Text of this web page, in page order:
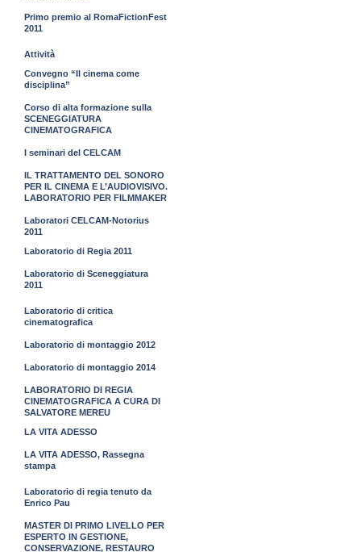
Primo premio al RomaFictionFest
2011
Attività
Convegno “Il cinema come
disciplina”
Corso di alta formazione sulla
SCENEGGIATURA
CINEMATOGRAFICA
I seminari del CELCAM
IL TRATTAMENTO DEL SONORO
PER IL CINEMA E L’AUDIOVISIVO.
LABORATORIO PER FILMMAKER
Laboratori CELCAM-Notorius
2011
Laboratorio di Regia 2011
Laboratorio di Sceneggiatura
2011
Laboratorio di critica
cinematografica
Laboratorio di montaggio 2012
Laboratorio di montaggio 2014
LABORATORIO DI REGIA
CINEMATOGRAFICA A CURA DI
SALVATORE MEREU
LA VITA ADESSO
LA VITA ADESSO, Rassegna
stampa
Laboratorio di regia tenuto da
Enrico Pau
MASTER DI PRIMO LIVELLO PER
ESPERTO IN GESTIONE,
CONSERVAZIONE, RESTAURO